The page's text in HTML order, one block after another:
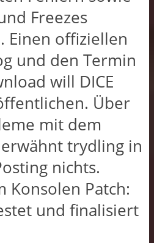
Freezes
Einen offiziellen
und den Termin
will DICE
Über
mit dem
trydling in
nichts.
Konsolen Patch:
und finalisiert